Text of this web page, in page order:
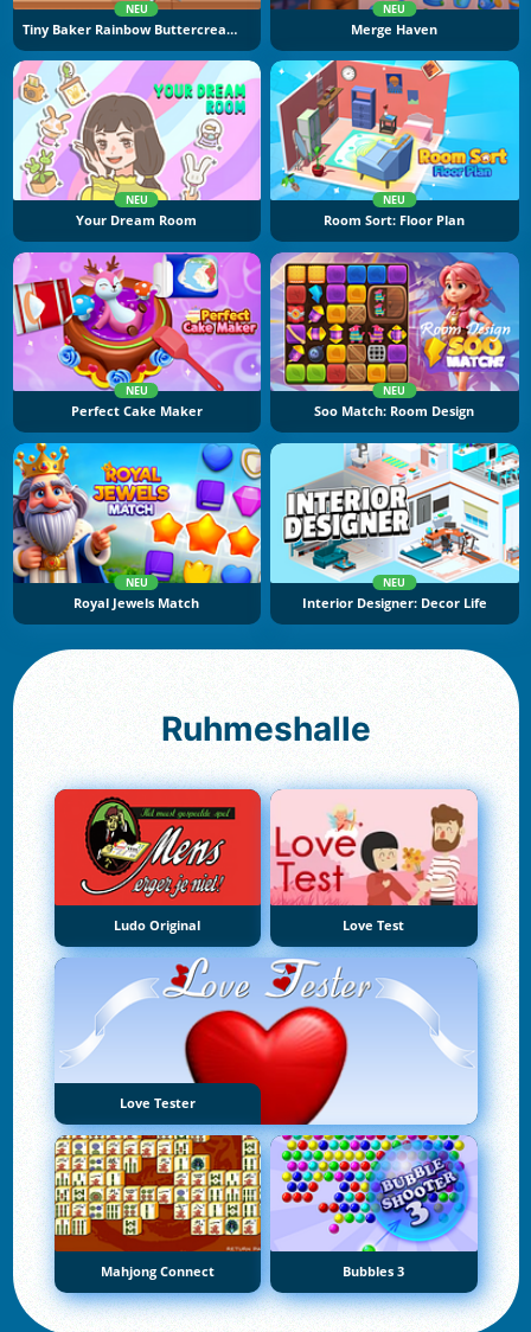
NEU
Tiny Baker Rainbow Buttercream Cake
NEU
Merge Haven
NEU
Your Dream Room
NEU
Room Sort: Floor Plan
NEU
Perfect Cake Maker
NEU
Soo Match: Room Design
NEU
Royal Jewels Match
NEU
Interior Designer: Decor Life
Ruhmeshalle
Ludo Original Love Test
Love Tester
Mahjong Connect Bubbles 3